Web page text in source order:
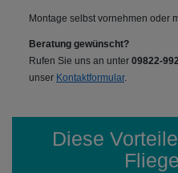
Montage selbst vornehmen oder
Beratung gewünscht?
Rufen Sie uns an unter 09822-
unser Kontaktformular.
Diese